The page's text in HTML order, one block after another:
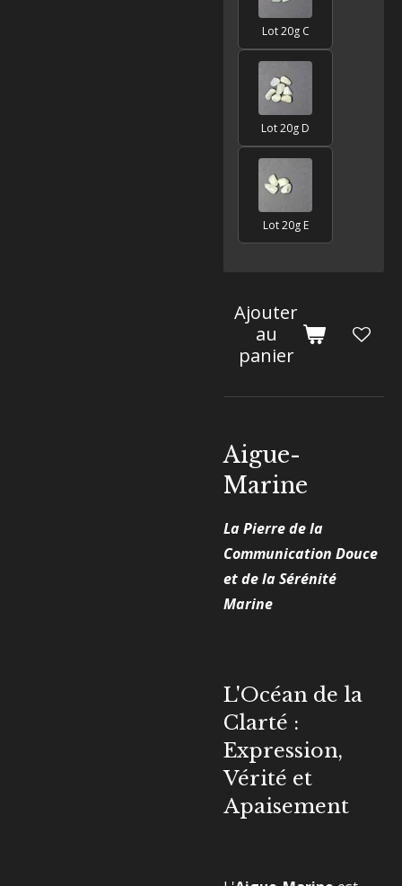
Lot 20g C
Lot 20g D
Lot 20g E
Ajouter
au
panier
Aigue-
Marine
La Pierre de la
Communication Douce
et de la Sérénité
Marine
L'Océan de la
Clarté :
Expression,
Vérité et
Apaisement